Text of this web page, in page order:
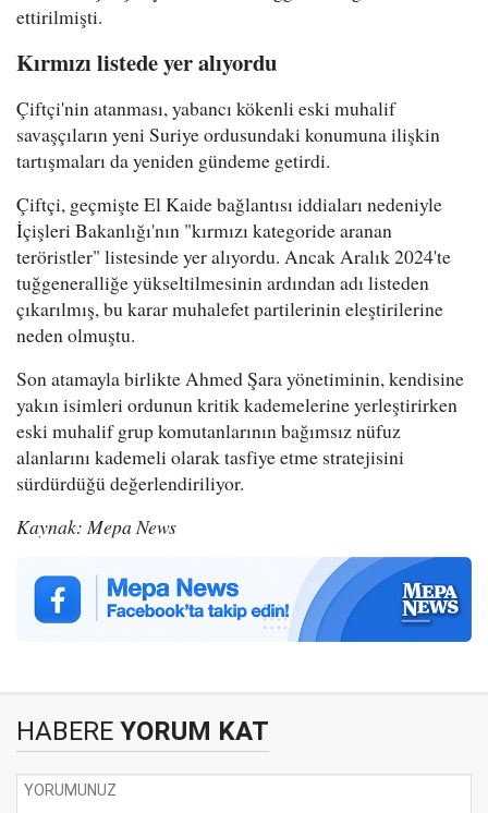
ettirilmişti.
Kırmızı listede yer alıyordu
Çiftçi'nin atanması, yabancı kökenli eski muhalif
savaşçıların yeni Suriye ordusundaki konumuna ilişkin
tartışmaları da yeniden gündeme getirdi.
Çiftçi, geçmişte El Kaide bağlantısı iddiaları nedeniyle
İçişleri Bakanlığı'nın "kırmızı kategoride aranan
teröristler" listesinde yer alıyordu. Ancak Aralık 2024'te
tuğgeneralliğe yükseltilmesinin ardından adı listeden
çıkarılmış, bu karar muhalefet partilerinin eleştirilerine
neden olmuştu.
Son atamayla birlikte Ahmed Şara yönetiminin, kendisine
yakın isimleri ordunun kritik kademelerine yerleştirirken
eski muhalif grup komutanlarının bağımsız nüfuz
alanlarını kademeli olarak tasfiye etme stratejisini
sürdürdüğü değerlendiriliyor.
Kaynak: Mepa News
HABERE YORUM KAT